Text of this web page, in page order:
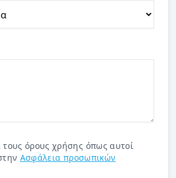
όρους χρήσης όπως αυτοί
Ασφάλεια προσωπικών